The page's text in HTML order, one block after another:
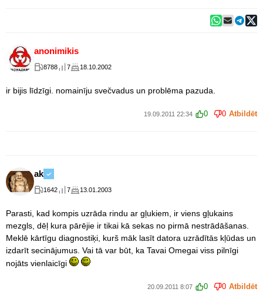
anonimikis
8788 7 18.10.2002
ir bijis līdzīgi. nomainīju svečvadus un problēma pazuda.
19.09.2011 22:34 0 0 Atbildēt
ak
1642 7 13.01.2003
Parasti, kad kompis uzrāda rindu ar gļukiem, ir viens gļukains
mezgls, dēļ kura pārējie ir tikai kā sekas no pirmā nestrādāšanas.
Meklē kārtīgu diagnostiķi, kurš māk lasīt datora uzrādītās kļūdas un
izdarīt secinājumus. Vai tā var būt, ka Tavai Omegai viss pilnīgi
nojāts vienlaicīgi
20.09.2011 8:07 0 0 Atbildēt